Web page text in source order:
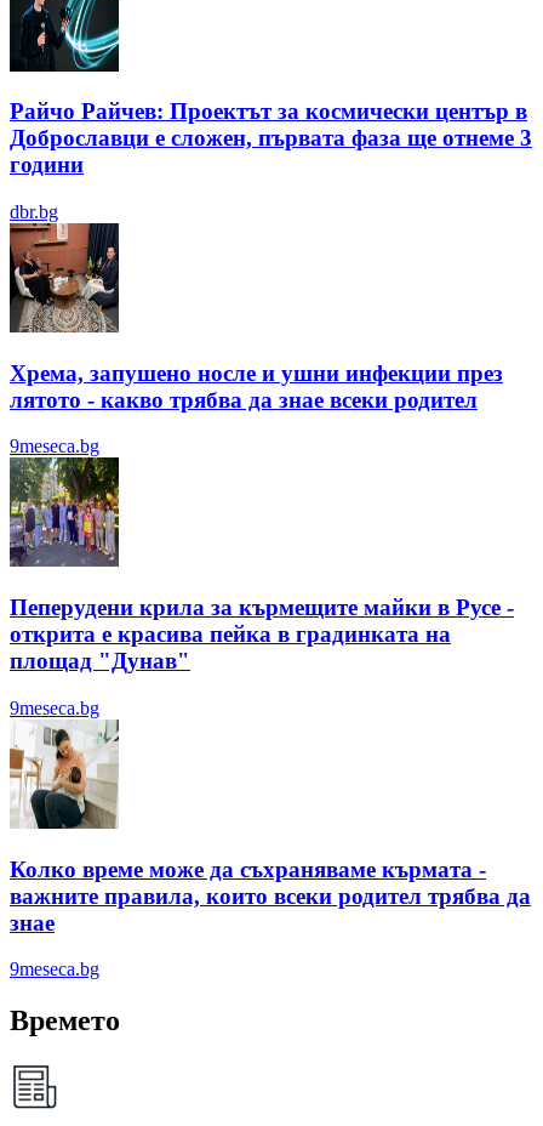
Райчо Райчев: Проектът за космически център в
Доброславци е сложен, първата фаза ще отнеме 3
години
dbr.bg
Хрема, запушено носле и ушни инфекции през
лятотo - какво трябва да знае всеки родител
9meseca.bg
Пеперудени крила за кърмещите майки в Русе -
открита е красива пейка в градинката на
площад "Дунав"
9meseca.bg
Колко време може да съхраняваме кърмата -
важните правила, които всеки родител трябва да
знае
9meseca.bg
Времето